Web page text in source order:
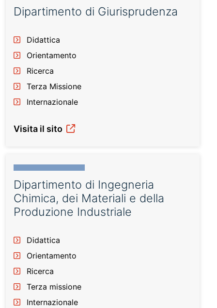
Dipartimento di Giurisprudenza
Didattica
Orientamento
Ricerca
Terza Missione
Internazionale
Visita il sito
Dipartimento di Ingegneria
Chimica, dei Materiali e della
Produzione Industriale
Didattica
Orientamento
Ricerca
Terza missione
Internazionale